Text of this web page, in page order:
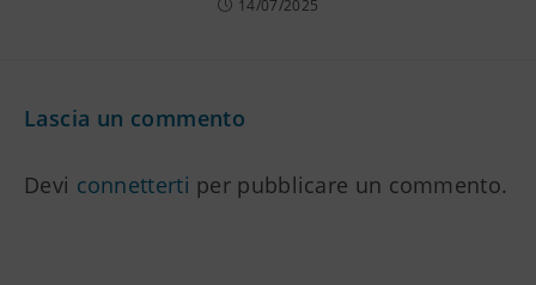
14/07/2025
Lascia un commento
Devi connetterti per pubblicare un commento.